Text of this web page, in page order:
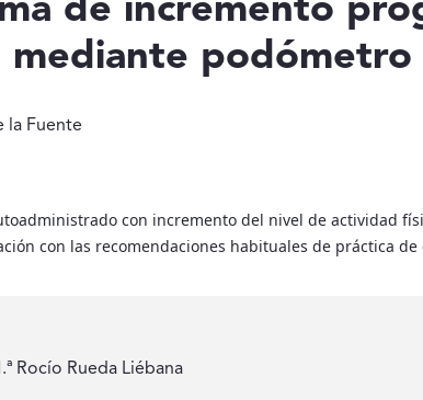
de incremento
podómetro
la Fuente
con incremento del nivel de actividad
con las recomendaciones habituales de práctica de
Rocío Rueda Liébana